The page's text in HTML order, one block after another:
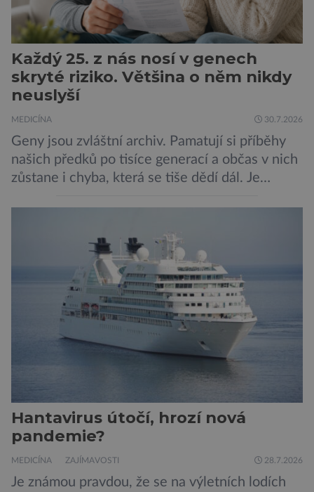
Každý 25. z nás nosí v genech
skryté riziko. Většina o něm nikdy
neuslyší
MEDICÍNA 30.7.2026
Geny jsou zvláštní archiv. Pamatují si příběhy
našich předků po tisíce generací a občas v nich
zůstane i chyba, která se tiše dědí dál. Je
jednou rozhodnout o zdraví jeho dítěte. Právě
to je případ řady dědičných onemocnění,
například cystické fibrózy, […]
Hantavirus útočí, hrozí nová
pandemie?
MEDICÍNA ZAJÍMAVOSTI 28.7.2026
Je známou pravdou, že se na výletních lodích